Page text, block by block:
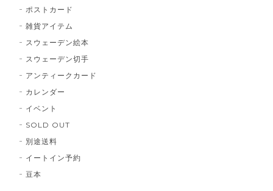
ポストカード
雑貨アイテム
スウェーデン絵本
スウェーデン切手
アンティークカード
カレンダー
イベント
SOLD OUT
別途送料
イートイン予約
豆本